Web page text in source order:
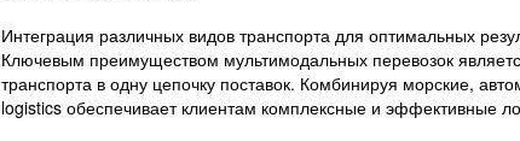
Интеграция различных видов транспорта для оптимальных
Ключевым преимуществом мультимодальных перевозок
транспорта в одну цепочку поставок. Комбинируя морские,
logistics обеспечивает клиентам комплексные и эффективные